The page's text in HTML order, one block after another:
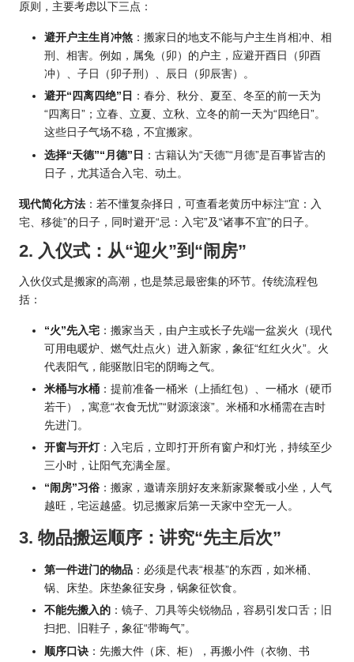
原则，主要考虑以下三点：
避开户主生肖冲煞 ：搬家日的地支不能与户主生肖相冲、相
刑、相害。例如，属兔（卯）的户主，应避开酉日（卯酉
冲）、子日（卯子刑）、辰日（卯辰害）。
避开“四离四绝”日 ：春分、秋分、夏至、冬至的前一天为
“四离日”；立春、立夏、立秋、立冬的前一天为“四绝日”。
这些日子气场不稳，不宜搬家。
选择“天德”“月德”日 ：古籍认为“天德”“月德”是百事皆吉的
日子，尤其适合入宅、动土。
现代简化方法 ：若不懂复杂择日，可查看老黄历中标注“宜：入
宅、移徙”的日子，同时避开“忌：入宅”及“诸事不宜”的日子。
2. 入仪式：从“迎火”到“闹房”
入伙仪式是搬家的高潮，也是禁忌最密集的环节。传统流程包
括：
“火”先入宅 ：搬家当天，由户主或长子先端一盆炭火（现代
可用电暖炉、燃气灶点火）进入新家，象征“红红火火”。火
代表阳气，能驱散旧宅的阴晦之气。
米桶与水桶 ：提前准备一桶米（上插红包）、一桶水（硬币
若干），寓意“衣食无忧”“财源滚滚”。米桶和水桶需在吉时
先进门。
开窗与开灯：入宅后，立即打开所有窗户和灯光，持续至少
三小时，让阳气充满全屋。
“闹房”习俗 ：搬家，邀请亲朋好友来新家聚餐或小坐，人气
越旺，宅运越盛。切忌搬家后第一天家中空无一人。
3. 物品搬运顺序：讲究“先主后次”
第一件进门的物品 ：必须是代表“根基”的东西，如米桶、
锅、床垫。床垫象征安身，锅象征饮食。
不能先搬入的 ：镜子、刀具等尖锐物品，容易引发口舌；旧
扫把、旧鞋子，象征“带晦气”。
顺序口诀 ：先搬大件（床、柜），再搬小件（衣物、书